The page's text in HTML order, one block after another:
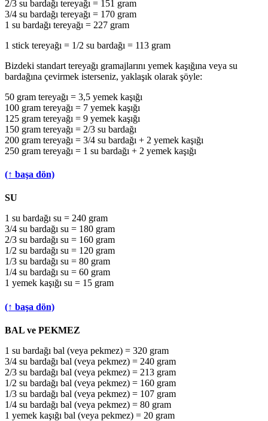
2/3 su bardağı tereyağı = 151 gram
3/4 su bardağı tereyağı = 170 gram
1 su bardağı tereyağı = 227 gram
1 stick tereyağı = 1/2 su bardağı = 113 gram
Bizdeki standart tereyağı gramajlarını yemek kaşığına veya su
bardağına çevirmek isterseniz, yaklaşık olarak şöyle:
50 gram tereyağı = 3,5 yemek kaşığı
100 gram tereyağı = 7 yemek kaşığı
125 gram tereyağı = 9 yemek kaşığı
150 gram tereyağı = 2/3 su bardağı
200 gram tereyağı = 3/4 su bardağı + 2 yemek kaşığı
250 gram tereyağı = 1 su bardağı + 2 yemek kaşığı
(↑ başa dön)
SU
1 su bardağı su = 240 gram
3/4 su bardağı su = 180 gram
2/3 su bardağı su = 160 gram
1/2 su bardağı su = 120 gram
1/3 su bardağı su = 80 gram
1/4 su bardağı su = 60 gram
1 yemek kaşığı su = 15 gram
(↑ başa dön)
BAL ve PEKMEZ
1 su bardağı bal (veya pekmez) = 320 gram
3/4 su bardağı bal (veya pekmez) = 240 gram
2/3 su bardağı bal (veya pekmez) = 213 gram
1/2 su bardağı bal (veya pekmez) = 160 gram
1/3 su bardağı bal (veya pekmez) = 107 gram
1/4 su bardağı bal (veya pekmez) = 80 gram
1 yemek kaşığı bal (veya pekmez) = 20 gram